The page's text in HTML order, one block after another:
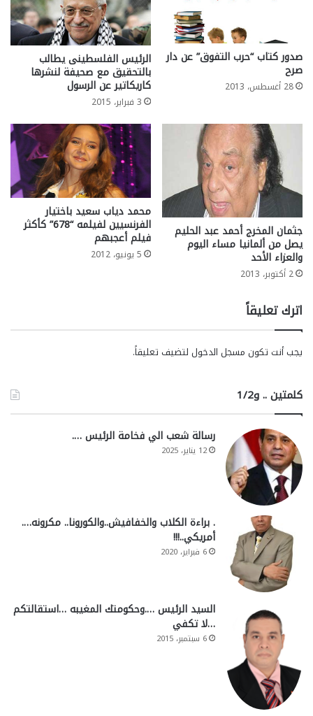
صدور كتاب “حرب التفوق” عن دار
صرح
28 أغسطس، 2013
الرئيس الفلسطينى يطالب
بالتحقيق مع صحيفة لنشرها
كاريكاتير عن الرسول
3 فبراير، 2015
جثمان المخرج أحمد عبد الحليم
يصل من ألمانيا مساء اليوم
والعزاء الأحد
2 أكتوبر، 2013
محمد دياب سعيد باختيار
الفرنسيين لفيلمه “678” كأكثر
فيلم أعجبهم
5 يونيو، 2012
اترك تعليقاً
يجب أنت تكون مسجل الدخول لتضيف تعليقاً.
كلمتين .. و1/2
رسالة شعب الي فخامة الرئيس ….
12 يناير، 2025
. براءة الكلاب والخفافيش..والكورونا.. مكرونه….
أمريكي..!!!
6 فبراير، 2020
السيد الرئيس ….وحكومتك المغيبه …استقالتكم
…لا تكفي
6 سبتمبر، 2015